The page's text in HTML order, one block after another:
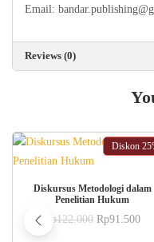
Email:
Reviews (0)
Diskon
Diskursus Metodologi dalam
Penelitian Hukum
Rp122.000 Original
Rp91.500